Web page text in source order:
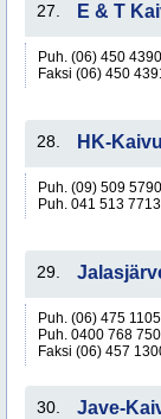
27. E & T
Puh. (06) 450 4390
Faksi (06) 450
28. HK-
Puh. (09) 509 5790
Puh. 041 513 7713
29.
Puh. (06) 475 1105
Puh. 0400 768 750
Faksi (06) 457
30. Jave-